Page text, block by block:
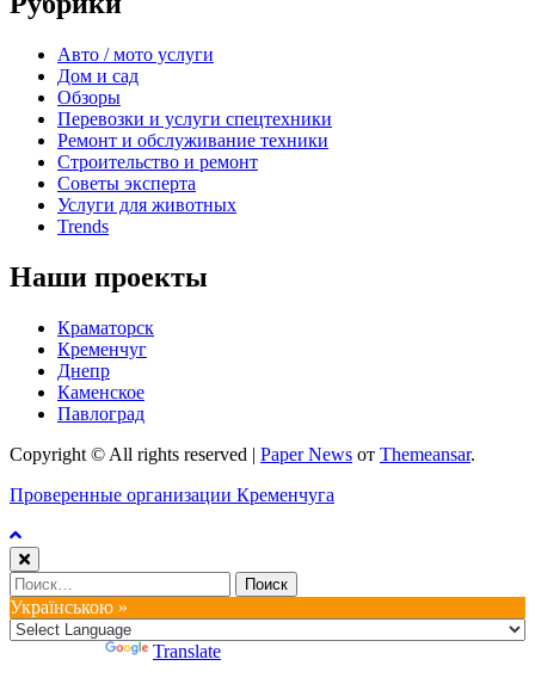
Авто / мото услуги
Дом и сад
Обзоры
Перевозки и услуги спецтехники
Ремонт и обслуживание техники
Строительство и ремонт
Советы эксперта
Услуги для животных
Trends
Наши проекты
Краматорск
Кременчуг
Днепр
Каменское
Павлоград
Copyright © All rights reserved | Paper News от Themeansar.
Проверенные организации Кременчуга
Найти:
Українською »
Translate